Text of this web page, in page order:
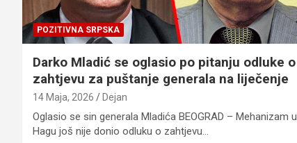
POZITIVNA SRPSKA
Darko Mladić se oglasio po pitanju odluke o
zahtjevu za puštanje generala na liječenje
14 Maja, 2026 Dejan
Oglasio se sin generala Mladića BEOGRAD – Mehanizam u
Hagu još nije donio odluku o zahtjevu…